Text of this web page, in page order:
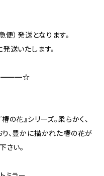
）発送となります。
送いたします。
花』シリーズ。柔らかく、
、豊かに描かれた椿の花が
さい。